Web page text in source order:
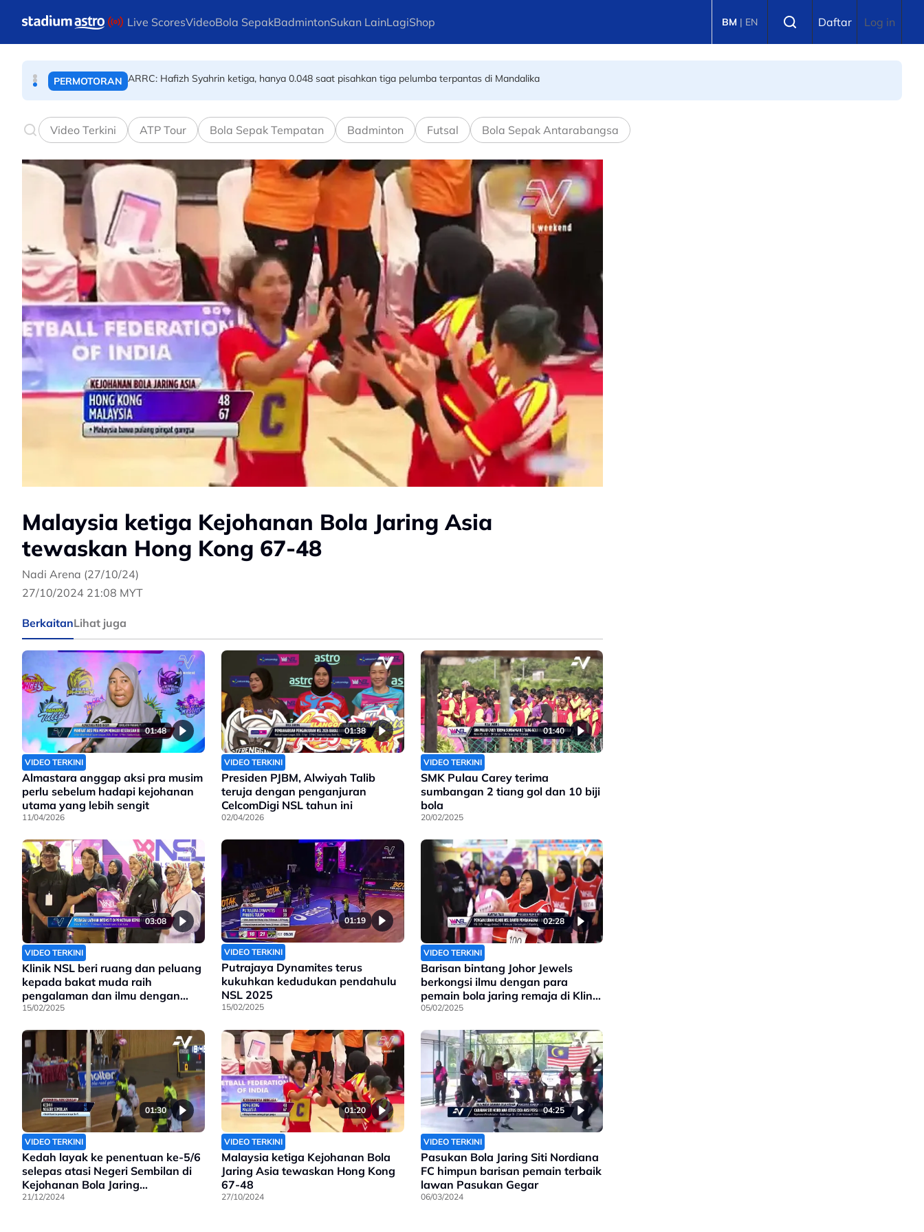
Live ScoresVideoBola SepakBadmintonSukan LainLagiShop BM | EN Daftar Log in
BOLA SEPAK
PERMOTORAN ARRC: Hafizh Syahrin ketiga, hanya 0.048 saat pisahkan tiga pelumba terpantas di Mandalika
Video Terkini ATP Tour Bola Sepak Tempatan Badminton Futsal Bola Sepak Antarabangsa
Malaysia ketiga Kejohanan Bola Jaring Asia
tewaskan Hong Kong 67-48
Nadi Arena (27/10/24)
27/10/2024 21:08 MYT
BerkaitanLihat juga
01:48
VIDEO TERKINI
Almastara anggap aksi pra musim
perlu sebelum hadapi kejohanan
utama yang lebih sengit
11/04/2026
01:38
VIDEO TERKINI
Presiden PJBM, Alwiyah Talib
teruja dengan penganjuran
CelcomDigi NSL tahun ini
02/04/2026
01:40
VIDEO TERKINI
SMK Pulau Carey terima
sumbangan 2 tiang gol dan 10 biji
bola
20/02/2025
03:08
VIDEO TERKINI
Klinik NSL beri ruang dan peluang
kepada bakat muda raih
pengalaman dan ilmu dengan
pemain profesional
15/02/2025
01:19
VIDEO TERKINI
Putrajaya Dynamites terus
kukuhkan kedudukan pendahulu
NSL 2025
15/02/2025
02:28
VIDEO TERKINI
Barisan bintang Johor Jewels
berkongsi ilmu dengan para
pemain bola jaring remaja di Klinik
NSL Ke-2 di Johor Bahru
05/02/2025
01:30
VIDEO TERKINI
Kedah layak ke penentuan ke-5/6
selepas atasi Negeri Sembilan di
Kejohanan Bola Jaring
Kebangsaan
21/12/2024
01:20
VIDEO TERKINI
Malaysia ketiga Kejohanan Bola
Jaring Asia tewaskan Hong Kong
67-48
27/10/2024
04:25
VIDEO TERKINI
Pasukan Bola Jaring Siti Nordiana
FC himpun barisan pemain terbaik
lawan Pasukan Gegar
06/03/2024